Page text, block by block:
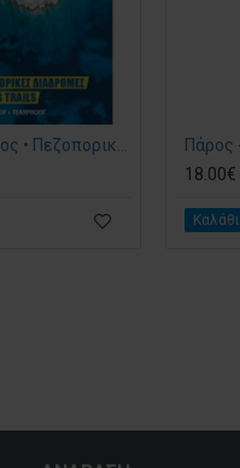
18.00€
Καλάθι